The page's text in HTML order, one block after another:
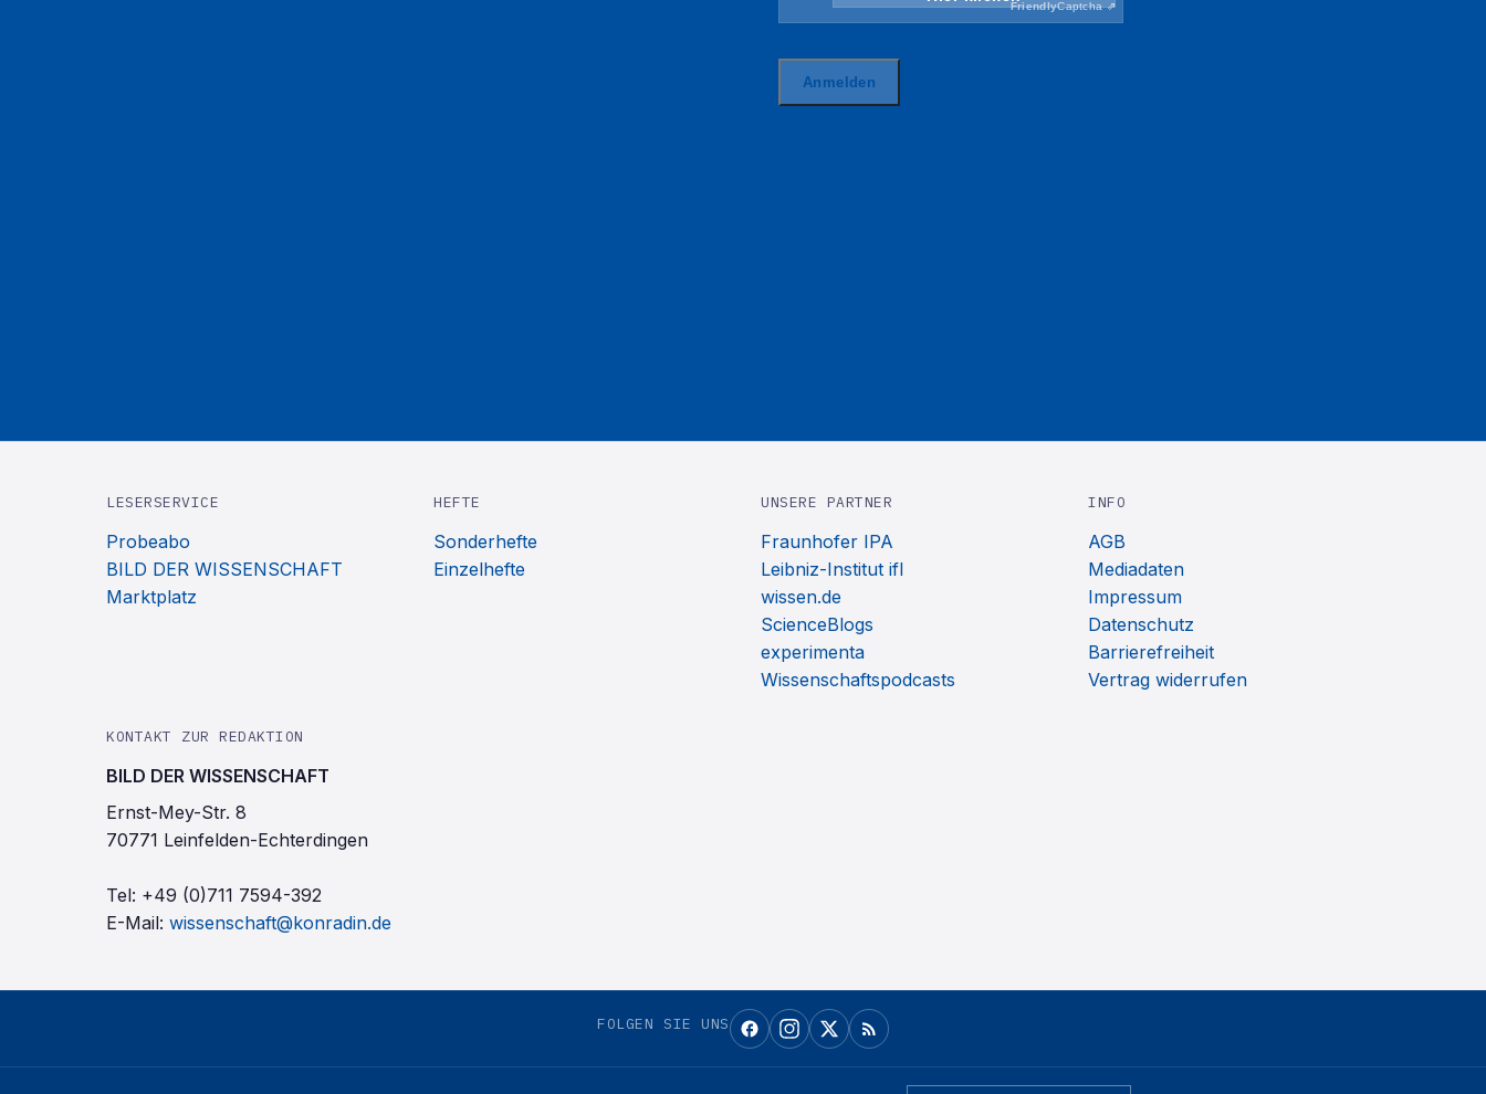
LESERSERVICE
Probeabo
BILD DER WISSENSCHAFT
Marktplatz
HEFTE
Sonderhefte
Einzelhefte
UNSERE PARTNER
Fraunhofer IPA
Leibniz-Institut ifl
wissen.de
ScienceBlogs
experimenta
Wissenschaftspodcasts
INFO
AGB
Mediadaten
Impressum
Datenschutz
Barrierefreiheit
Vertrag widerrufen
KONTAKT ZUR REDAKTION
BILD DER WISSENSCHAFT
Ernst-Mey-Str. 8
70771 Leinfelden-Echterdingen
Tel: +49 (0)711 7594-392
E-Mail: wissenschaft@konradin.de
FOLGEN SIE UNS